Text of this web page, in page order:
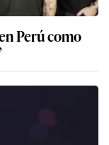
Perú como